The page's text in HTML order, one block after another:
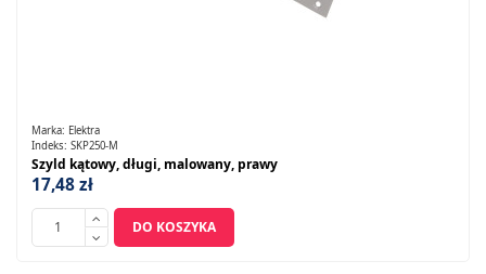
Marka: Elektra
Indeks: SKP250-M
Szyld kątowy, długi, malowany, prawy
17,48 zł
DO KOSZYKA